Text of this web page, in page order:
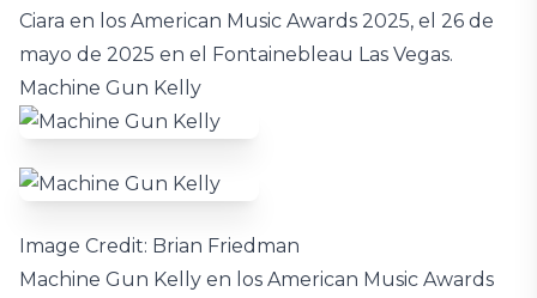
Ciara en los American Music Awards 2025, el 26 de
mayo de 2025 en el Fontainebleau Las Vegas.
Machine Gun Kelly
Image Credit: Brian Friedman
Machine Gun Kelly en los American Music Awards